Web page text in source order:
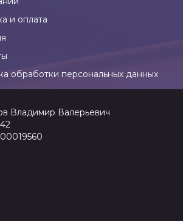
и оплата
обработки персональных данных
Владимир Валерьевич